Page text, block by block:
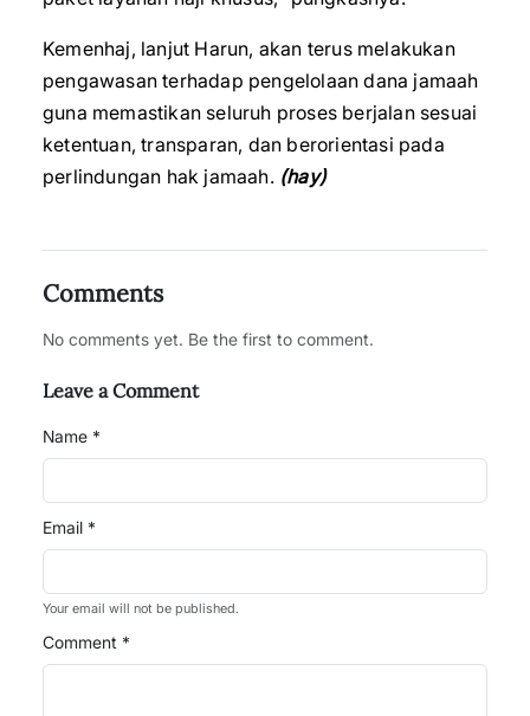
Kemenhaj, lanjut Harun, akan terus melakukan
pengawasan terhadap pengelolaan dana jamaah
guna memastikan seluruh proses berjalan sesuai
ketentuan, transparan, dan berorientasi pada
perlindungan hak jamaah. (hay)
Comments
No comments yet. Be the first to comment.
Leave a Comment
Name *
Email *
Your email will not be published.
Comment *